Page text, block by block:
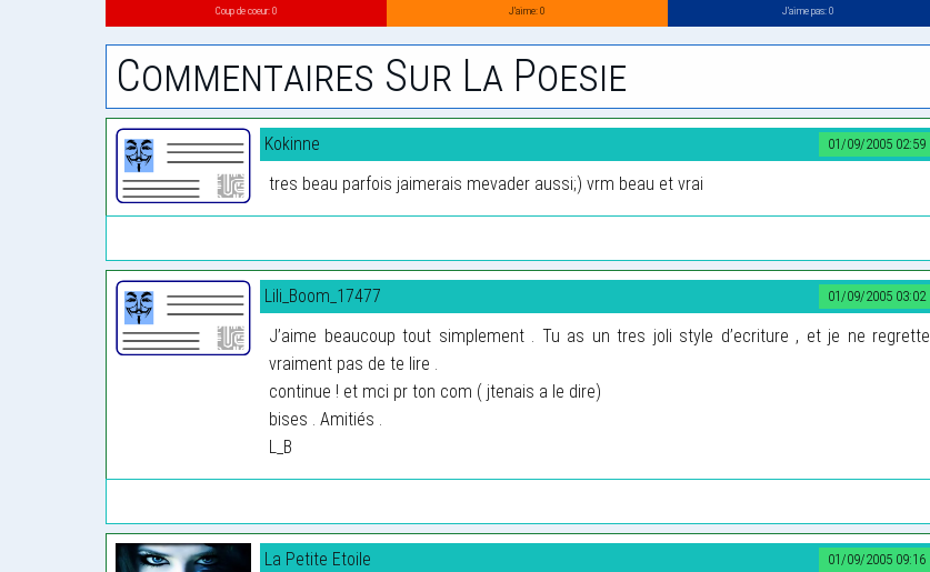
Coup de coeur: 0 J’aime: 0 J’aime pas: 0
Commentaires Sur La Poesie
01/09/2005 02:59
Kokinne
tres beau parfois jaimerais mevader aussi;) vrm beau et vrai
01/09/2005 03:02
Lili_Boom_17477
J’aime beaucoup tout simplement . Tu as un tres joli style d’ecriture , et je ne regrette
vraiment pas de te lire .
continue ! et mci pr ton com ( jtenais a le dire)
bises . Amitiés .
L_B
01/09/2005 09:16
La Petite Etoile